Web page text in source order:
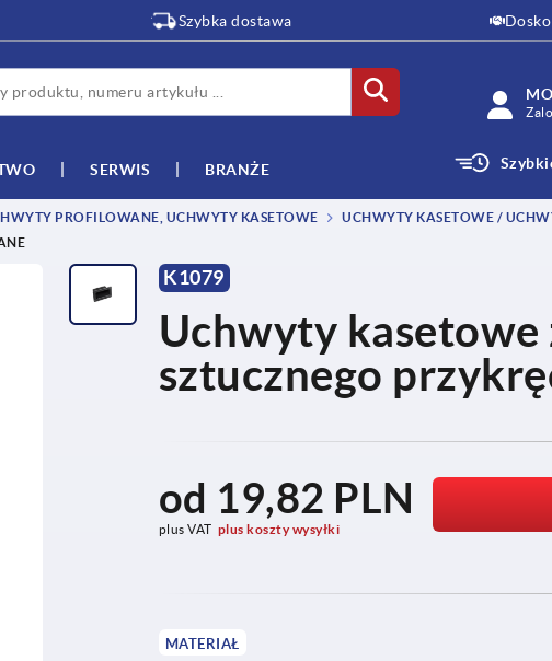
Szybka dostawa
SERWIS BRANŻE
PROFILOWANE, UCHWYTY KASETOWE
UCHWYTY KASETOWE /
K1079
Uchwyty
sztucznego
od 19,82 PLN
plus VAT plus koszty wysyłki
MATERIAŁ